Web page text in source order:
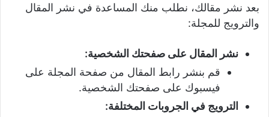
بعد نشر مقالك، نطلب منك المساعدة في نشر المقال
والترويج للمجلة:
نشر المقال على صفحتك الشخصية:
قم بنشر رابط المقال من صفحة المجلة على
فيسبوك على صفحتك الشخصية.
الترويج في الجروبات المختلفة: